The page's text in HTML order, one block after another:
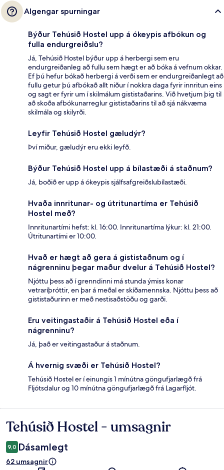
Algengar spurningar
Býður Tehúsið Hostel upp á ókeypis afbókun og
fulla endurgreiðslu?
Já, Tehúsið Hostel býður upp á herbergi sem eru
endurgreiðanleg að fullu sem hægt er að bóka á vefnum okkar.
Ef þú hefur bókað herbergi á verði sem er endurgreiðanlegt að
fullu getur þú afbókað allt niður í nokkra daga fyrir innritun eins
og sagt er fyrir um í skilmálum gististaðarins. Við hvetjum þig til
að skoða afbókunarreglur gististaðarins til að sjá nákvæma
skilmála og skilyrði.
Leyfir Tehúsið Hostel gæludýr?
Því miður, gæludýr eru ekki leyfð.
Býður Tehúsið Hostel upp á bílastæði á staðnum?
Já, boðið er upp á ókeypis sjálfsafgreiðslubílastæði.
Hvaða innritunar- og útritunartíma er Tehúsið
Hostel með?
Innritunartími hefst: kl. 16:00. Innritunartíma lýkur: kl. 21:00.
Útritunartími er 10:00.
Hvað er hægt að gera á gististaðnum og í
nágrenninu þegar maður dvelur á Tehúsið Hostel?
Njóttu þess að í grenndinni má stunda ýmiss konar
vetraríþróttir, en þar á meðal er skíðamennska. Njóttu þess að
gististaðurinn er með nestisaðstöðu og garði.
Eru veitingastaðir á Tehúsið Hostel eða í
nágrenninu?
Já, það er veitingastaður á staðnum.
Á hvernig svæði er Tehúsið Hostel?
Tehúsið Hostel er í einungis 1 mínútna göngufjarlægð frá
Fljótsdalur og 10 mínútna göngufjarlægð frá Lagarfljót.
Umsagnir
Tehúsið Hostel - umsagnir
9,0 Dásamlegt
62 umsagnir